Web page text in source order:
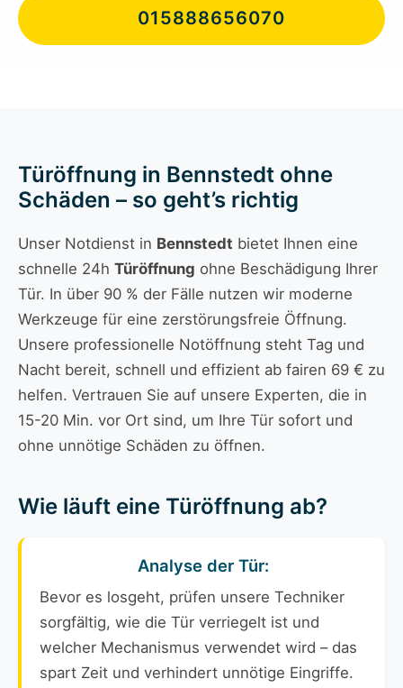
015888656070
Türöffnung in Bennstedt ohne
Schäden – so geht’s richtig
Unser Notdienst in Bennstedt bietet Ihnen eine
schnelle 24h Türöffnung ohne Beschädigung Ihrer
Tür. In über 90 % der Fälle nutzen wir moderne
Werkzeuge für eine zerstörungsfreie Öffnung.
Unsere professionelle Notöffnung steht Tag und
Nacht bereit, schnell und effizient ab fairen 69 € zu
helfen. Vertrauen Sie auf unsere Experten, die in
15-20 Min. vor Ort sind, um Ihre Tür sofort und
ohne unnötige Schäden zu öffnen.
Wie läuft eine Türöffnung ab?
Analyse der Tür:
Bevor es losgeht, prüfen unsere Techniker
sorgfältig, wie die Tür verriegelt ist und
welcher Mechanismus verwendet wird – das
spart Zeit und verhindert unnötige Eingriffe.